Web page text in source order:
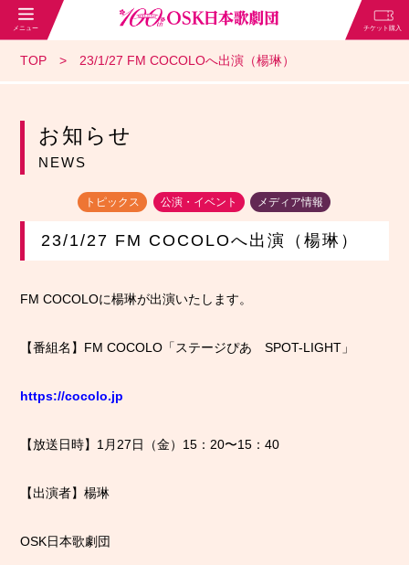
TOP 23/1/27 FM COCOLOへ出演（楊琳）
お知らせ
NEWS
トピックス 公演・イベント メディア情報
23/1/27 FM COCOLOへ出演（楊琳）
FM COCOLOに楊琳が出演いたします。
【番組名】FM COCOLO「ステージぴあ SPOT-LIGHT」
https://cocolo.jp
【放送日時】1月27日（金）15：20〜15：40
【出演者】楊琳
OSK日本歌劇団